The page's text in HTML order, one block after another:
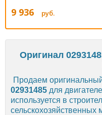
9 936 руб.
Оригинал
Продаем
02931485 для
используется в